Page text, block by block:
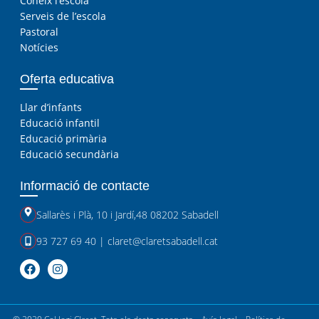
Serveis de l’escola
Pastoral
Notícies
Oferta educativa
Llar d’infants
Educació infantil
Educació primària
Educació secundària
Informació de contacte
Sallarès i Plà, 10i Jardí,48 08202 Sabadell
93 727 69 40| claret@claretsabadell.cat